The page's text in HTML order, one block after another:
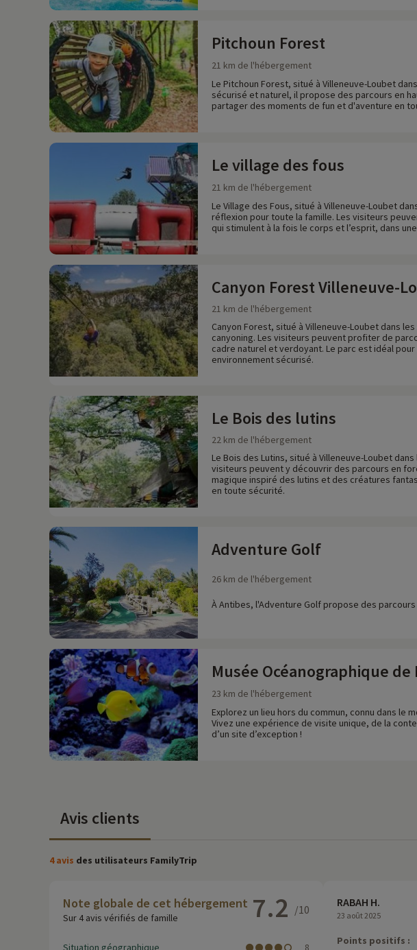
Pitchoun Forest
21 km de l'hébergement
Le Pitchoun Forest, situé à Villeneuve-Loubet
sécurisé et naturel, il propose des parcours en
partager des moments de fun et d'aventure en
Le village des fous
21 km de l'hébergement
Le Village des Fous, situé à Villeneuve-Loubet
réflexion pour toute la famille. Les visiteurs
qui stimulent à la fois le corps et l’esprit, dans
Canyon Forest Villeneuve-
21 km de l'hébergement
Canyon Forest, situé à Villeneuve-Loubet dans
canyoning. Les visiteurs peuvent profiter de
cadre naturel et verdoyant. Le parc est idéal
environnement sécurisé.
Le Bois des lutins
22 km de l'hébergement
Le Bois des Lutins, situé à Villeneuve-Loubet
visiteurs peuvent y découvrir des parcours en
magique inspiré des lutins et des créatures
en toute sécurité.
Adventure Golf
26 km de l'hébergement
À Antibes, l'Adventure Golf propose des
Musée Océanographique de
23 km de l'hébergement
Explorez un lieu hors du commun, connu dans le
Vivez une expérience de visite unique, de la
d’un site d’exception !
Avis clients
4 avis des utilisateurs FamilyTrip
Note globale de cet hébergement
Sur 4 avis vérifiés de famille 7.2 /10
Situation géographique 8
RABAH H.
23 août 2025
Points positifs :